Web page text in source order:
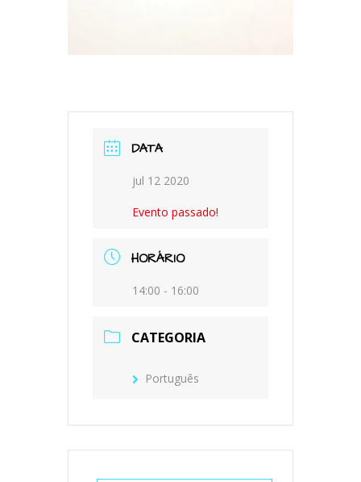
DATA
jul 12 2020
Evento passado!
HORÁRIO
14:00 - 16:00
CATEGORIA
Português